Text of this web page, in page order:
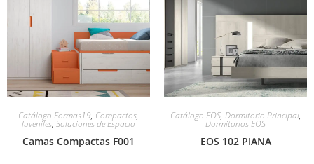
Catálogo Formas19, Compactos,
Juveniles, Soluciones de Espacio
Camas Compactas F001
Catálogo EOS, Dormitorio Principal,
Dormitorios EOS
EOS 102 PIANA